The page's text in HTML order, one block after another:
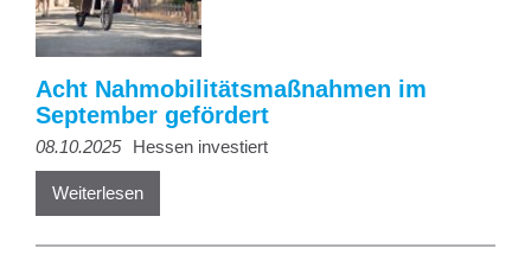
Acht Nahmobilitätsmaßnahmen im
September gefördert
08.10.2025 Hessen investiert
Weiterlesen